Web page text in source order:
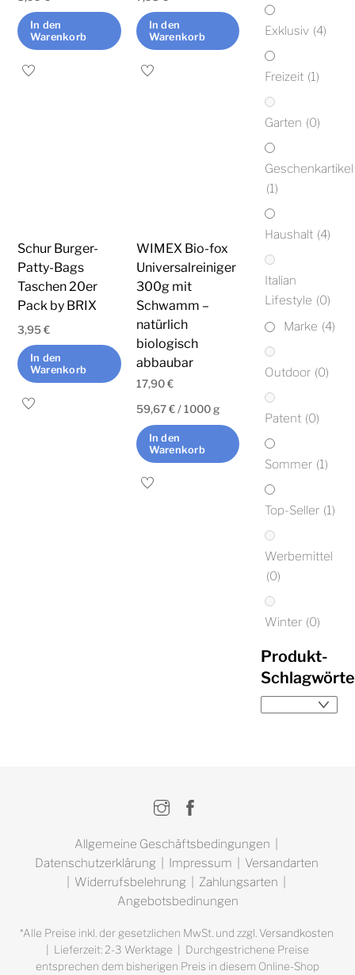
In den
Warenkorb
In den
Warenkorb
Schur Burger-
Patty-Bags
Taschen 20er
Pack by BRIX
3,95€
In den
Warenkorb
WIMEX Bio-fox
Universalreiniger
300g mit
Schwamm –
natürlich
biologisch
abbaubar
17,90€
59,67€/1000g
In den
Warenkorb
Exklusiv (4)
Freizeit (1)
Garten (0)
Geschenkartikel
(1)
Haushalt (4)
Italian
Lifestyle (0)
Marke (4)
Outdoor (0)
Patent (0)
Sommer (1)
Top-Seller (1)
Werbemittel
(0)
Winter (0)
Produkt-
Instagram
Allgemeine Geschäftsbedingungen
Datenschutzerklärung| Impressum
Versandarten
Widerrufsbelehrung Zahlungsarten
Angebotsbedinungen
*Alle Preise inkl. der gesetzlichen MwSt. und zzgl. Versandkosten
| Lieferzeit: 2-3 Werktage | Durchgestrichene Preise
entsprechen dem bisherigen Preis in diesem Online-Shop